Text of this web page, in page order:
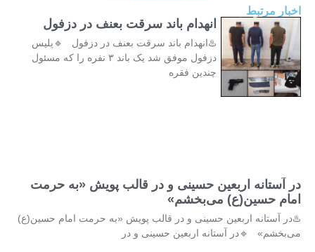
اخبار مرتبط
انهدام باند سرقت بعنف در دزفول
♨️انهدام باند سرقت بعنف در دزفول 🔹پلیس
دزفول موفق شد یک باند ۳ نفره را که مسئول
چندین فقره
در آستانه اربعین حسینی و در قالب پویش «به حرمت
امام حسین(ع) می‌بخشم»
♨️در آستانه اربعین حسینی و در قالب پویش «به حرمت امام حسین(ع)
می‌بخشم» 🔹در آستانه اربعین حسینی و در